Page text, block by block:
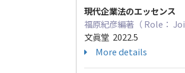
現代企業法のエッセンス
福原紀彦編著（ Role：
文眞堂 2022.5
More details